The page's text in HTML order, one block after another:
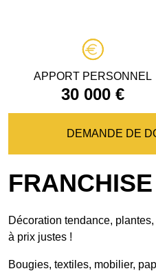
APPORT PERSONNEL
30 000 €
DEMANDE DE
Décoration tendance,
à prix justes !
Bougies, textiles, mobilier,